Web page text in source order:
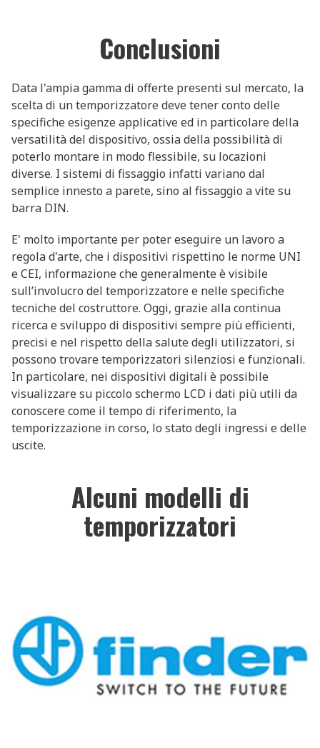
Conclusioni
Data l'ampia gamma di offerte presenti sul mercato, la
scelta di un temporizzatore deve tener conto delle
specifiche esigenze applicative ed in particolare della
versatilità del dispositivo, ossia della possibilità di
poterlo montare in modo flessibile, su locazioni
diverse. I sistemi di fissaggio infatti variano dal
semplice innesto a parete, sino al fissaggio a vite su
barra DIN.
E' molto importante per poter eseguire un lavoro a
regola d'arte, che i dispositivi rispettino le norme UNI
e CEI, informazione che generalmente è visibile
sull’involucro del temporizzatore e nelle specifiche
tecniche del costruttore. Oggi, grazie alla continua
ricerca e sviluppo di dispositivi sempre più efficienti,
precisi e nel rispetto della salute degli utilizzatori, si
possono trovare temporizzatori silenziosi e funzionali.
In particolare, nei dispositivi digitali è possibile
visualizzare su piccolo schermo LCD i dati più utili da
conoscere come il tempo di riferimento, la
temporizzazione in corso, lo stato degli ingressi e delle
uscite.
Alcuni modelli di
temporizzatori